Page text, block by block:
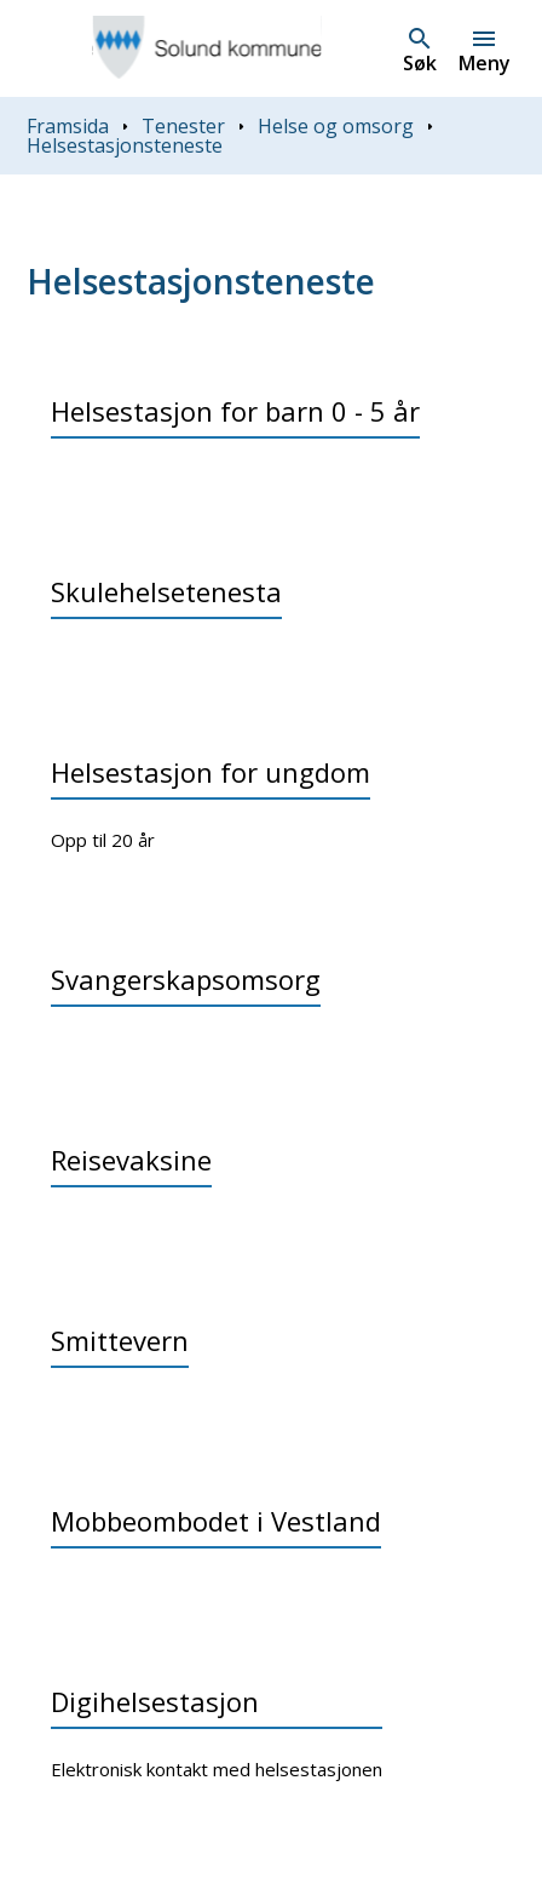
Søk Meny
Du er her:
Framsida Tenester Helse og omsorg
Helsestasjonsteneste
Helsestasjonsteneste
Helsestasjon for barn 0 - 5 år
Skulehelsetenesta
Helsestasjon for ungdom
Opp til 20 år
Svangerskapsomsorg
Reisevaksine
Smittevern
Mobbeombodet i Vestland
Digihelsestasjon
Elektronisk kontakt med helsestasjonen